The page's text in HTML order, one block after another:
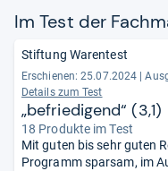
Im Test der
Stiftung Warentest
Erschienen: 25.07.2024
Details zum Test
„befriedigend“ (3,1)
18 Produkte im Test
Mit guten bis sehr guten
Programm sparsam, im